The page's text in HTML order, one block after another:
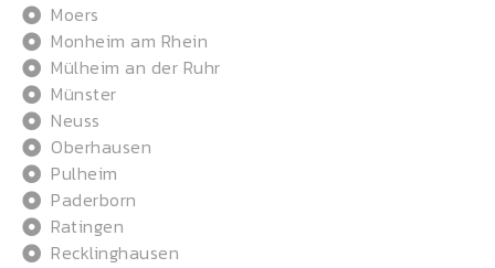
Moers
Monheim am Rhein
Mülheim an der Ruhr
Münster
Neuss
Oberhausen
Pulheim
Paderborn
Ratingen
Recklinghausen